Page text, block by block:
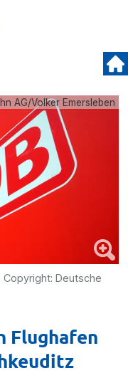
AG/Volker Emersleben
Copyright: Deutsche
Flughafen